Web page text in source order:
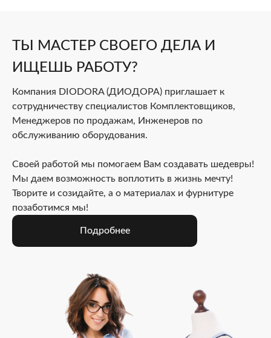
ТЫ МАСТЕР СВОЕГО ДЕЛА И
ИЩЕШЬ РАБОТУ?
Компания DIODORA (ДИОДОРА) приглашает к
сотрудничеству специалистов Комплектовщиков,
Менеджеров по продажам, Инженеров по
обслуживанию оборудования.
Своей работой мы помогаем Вам создавать шедевры!
Мы даем возможность воплотить в жизнь мечту!
Творите и созидайте, а о материалах и фурнитуре
позаботимся мы!
Подробнее